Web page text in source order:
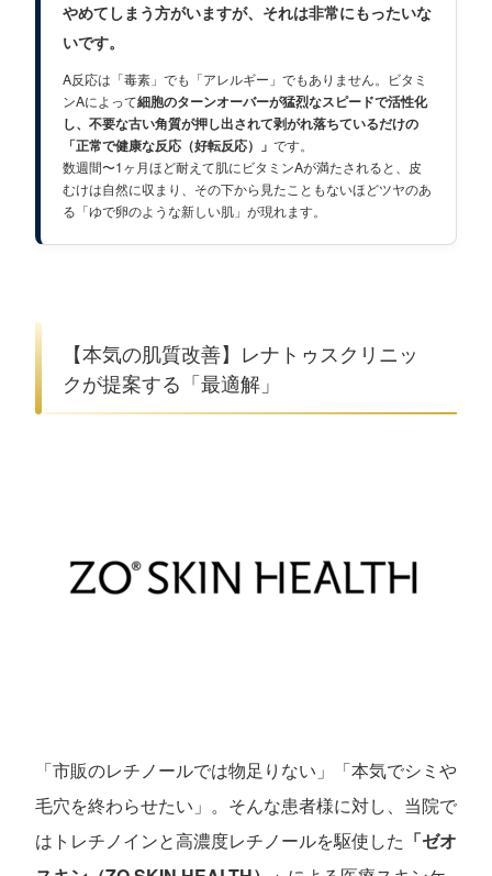
やめてしまう方がいますが、それは非常にもったいな
いです。
A反応は「毒素」でも「アレルギー」でもありません。ビタミ
ンAによって細胞のターンオーバーが猛烈なスピードで活性化
し、不要な古い角質が押し出されて剥がれ落ちているだけの
「正常で健康な反応（好転反応）」 です。
数週間〜1ヶ月ほど耐えて肌にビタミンAが満たされると、皮
むけは自然に収まり、その下から見たこともないほどツヤのあ
る「ゆで卵のような新しい肌」が現れます。
【本気の肌質改善】レナトゥスクリニッ
クが提案する「最適解」
「市販のレチノールでは物足りない」「本気でシミや
毛穴を終わらせたい」。そんな患者様に対し、当院で
はトレチノインと高濃度レチノールを駆使した 「ゼオ